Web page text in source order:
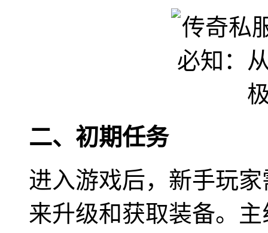
二、初期任务
进入游戏后，新手玩
来升级和获取装备。